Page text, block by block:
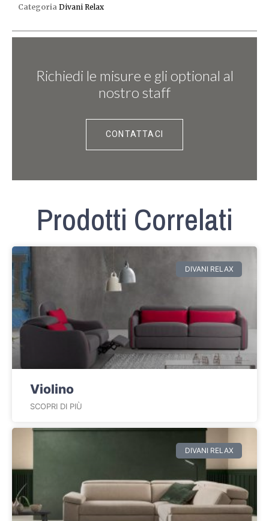
Categoria Divani Relax
Richiedi le misure e gli optional al
nostro staff
CONTATTACI
Prodotti Correlati
DIVANI RELAX
Violino
SCOPRI DI PIÙ
DIVANI RELAX